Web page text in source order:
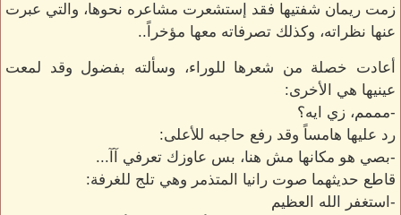
زمت ريمان شفتيها فقد إستشعرت مشاعره نحوها، والتي عبرت
عنها نظراته، وكذلك تصرفاته معها مؤخراً..
أعادت خصلة من شعرها للوراء، وسألته بفضول وقد لمعت
عينيها هي الأخرى:
-مممم، زي ايه؟
رد عليها هامساً وقد رفع حاجبه للأعلى:
-بصي هو مكانها مش هنا، بس عاوزك تعرفي آآ...
قاطع حديثهما صوت رانيا المتذمر وهي تلج للغرفة:
-استغفر الله العظيم